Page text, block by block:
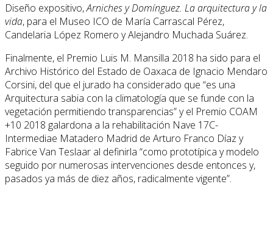
Diseño expositivo,Arniches y Domínguez. La arquitectura y la
vida, para el Museo ICO de María Carrascal Pérez,
Candelaria López Romero y Alejandro Muchada Suárez.
Finalmente, el Premio Luis M. Mansilla 2018 ha sido para el
Archivo Histórico del Estado de Oaxaca de Ignacio Mendaro
Corsini, del que el jurado ha considerado que “es una
Arquitectura sabia con la climatología que se funde con la
vegetación permitiendo transparencias” y el Premio COAM
+10 2018 galardona a la rehabilitación Nave 17C-
Intermediae Matadero Madrid de Arturo Franco Díaz y
Fabrice Van Teslaar al definirla “como prototípica y modelo
seguido por numerosas intervenciones desde entonces y,
pasados ya más de diez años, radicalmente vigente”.